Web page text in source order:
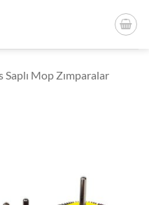
Saplı Mop Zımparalar